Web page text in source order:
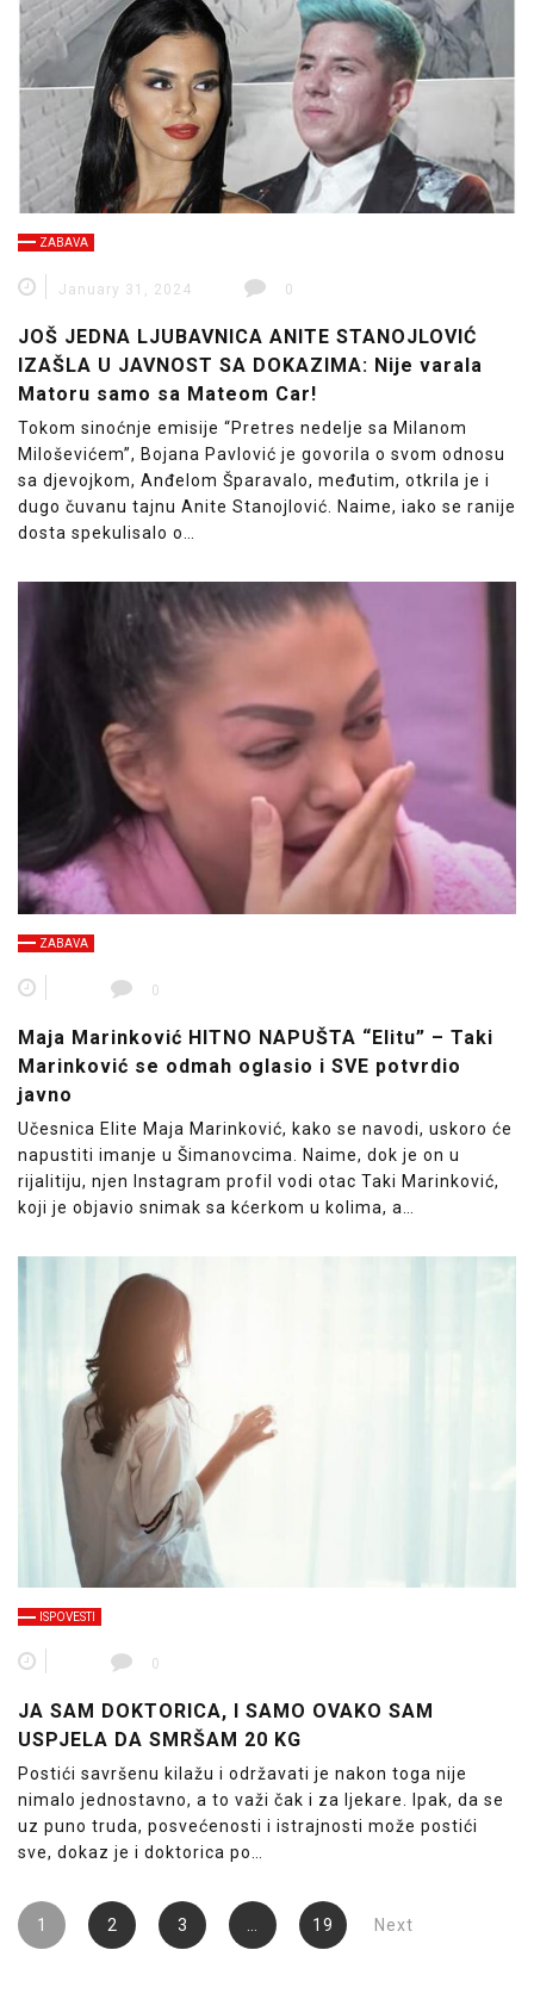
ZABAVA
January 31, 2024 0
JOŠ JEDNA LJUBAVNICA ANITE STANOJLOVIĆ
IZAŠLA U JAVNOST SA DOKAZIMA: Nije varala
Matoru samo sa Mateom Car!
Tokom sinoćnje emisije “Pretres nedelje sa Milanom
Miloševićem”, Bojana Pavlović je govorila o svom odnosu
sa djevojkom, Anđelom Šparavalo, međutim, otkrila je i
dugo čuvanu tajnu Anite Stanojlović. Naime, iako se ranije
dosta spekulisalo o…
ZABAVA
0
Maja Marinković HITNO NAPUŠTA “Elitu” – Taki
Marinković se odmah oglasio i SVE potvrdio
javno
Učesnica Elite Maja Marinković, kako se navodi, uskoro će
napustiti imanje u Šimanovcima. Naime, dok je on u
rijalitiju, njen Instagram profil vodi otac Taki Marinković,
koji je objavio snimak sa kćerkom u kolima, a…
ISPOVESTI
0
JA SAM DOKTORICA, I SAMO OVAKO SAM
USPJELA DA SMRŠAM 20 KG
Postići savršenu kilažu i održavati je nakon toga nije
nimalo jednostavno, a to važi čak i za ljekare. Ipak, da se
uz puno truda, posvećenosti i istrajnosti može postići
sve, dokaz je i doktorica po…
Posts
pagination
1 2 3 19 Next